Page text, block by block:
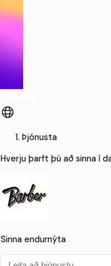
Þjónusta
Hverju þarft þú að sinna í
Sinna endurnýta